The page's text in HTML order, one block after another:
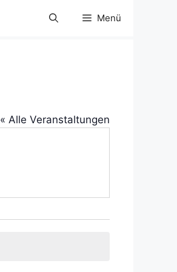
Menü
« Alle Veranstaltungen